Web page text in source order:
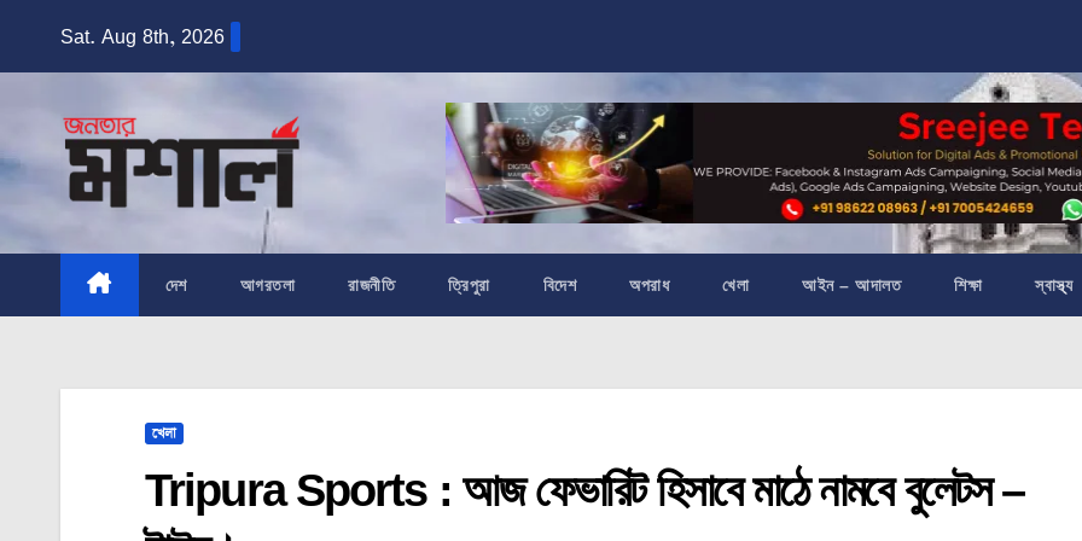
Sat. Aug 8th, 2026
দেশ আগরতলা রাজনীতি ত্রিপুরা বিদেশ অপরাধ খেলা আইন – আদালত শিক্ষা স্বাস্থ্য
খেলা
Tripura Sports : আজ ফেভারিট হিসাবে মাঠে নামবে বুলেটস –